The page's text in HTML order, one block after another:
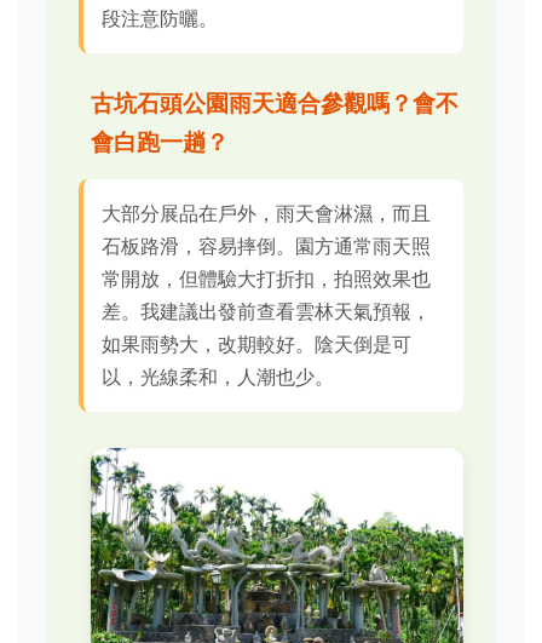
段注意防曬。
古坑石頭公園雨天適合參觀嗎？會不
會白跑一趟？
大部分展品在戶外，雨天會淋濕，而且
石板路滑，容易摔倒。園方通常雨天照
常開放，但體驗大打折扣，拍照效果也
差。我建議出發前查看雲林天氣預報，
如果雨勢大，改期較好。陰天倒是可
以，光線柔和，人潮也少。